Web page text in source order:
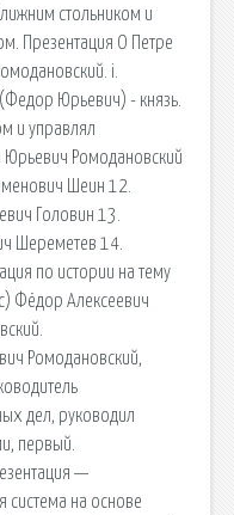
стольником и
Презентация О Петре
i.
Юрьевич) - князь.
и управлял
Ромодановский
Шеин 12.
Головин 13.
Шереметев 14.
по истории на тему
Фёдор Алексеевич
Ромодановский,
дел, руководил
первый.
—
система на основе